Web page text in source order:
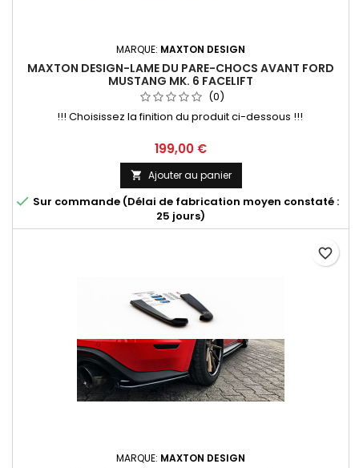
MARQUE: MAXTON DESIGN
MAXTON DESIGN-LAME DU PARE-CHOCS AVANT FORD
MUSTANG MK. 6 FACELIFT
(0)
!!! Choisissez la finition du produit ci-dessous !!!
Prix
199,00 €
 Ajouter au panier
 Sur commande (Délai de fabrication moyen constaté :
25 jours)
MARQUE: MAXTON DESIGN
favorite_border